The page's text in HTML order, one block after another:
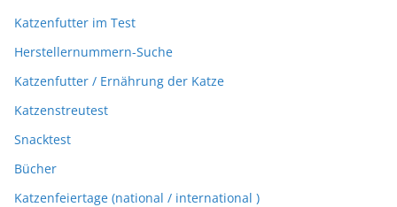
Katzenfutter im Test
Herstellernummern-Suche
Katzenfutter / Ernährung der Katze
Katzenstreutest
Snacktest
Bücher
Katzenfeiertage (national / international )